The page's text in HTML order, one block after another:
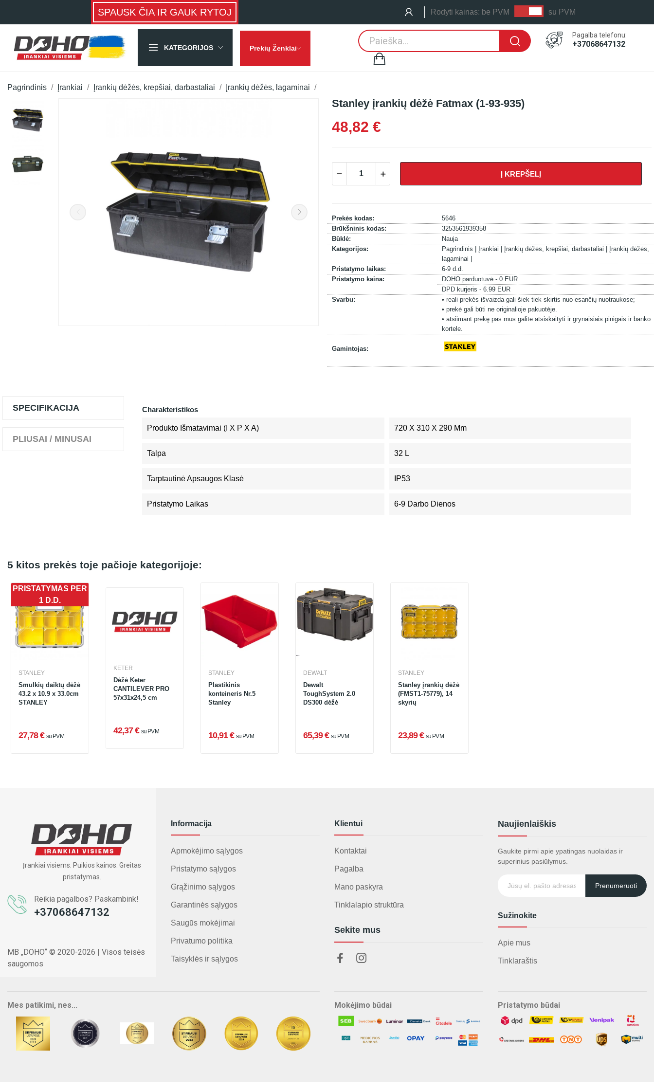
SPAUSK ČIA IR GAUK RYTOJ Rodyti kainas: be PVM su PVM
KATEGORIJOS Prekių Ženklai
Pagalba telefonu:
+37068647132
Pagrindinis Įrankiai Įrankių dėžės, krepšiai, darbastaliai Įrankių dėžės, lagaminai
Stanley įrankių dėžė Fatmax (1-93-935)
48,82 €
Į KREPŠELĮ
Prekės kodas:
5646
Brūkšninis kodas:
3253561939358
Būklė:
Nauja
Kategorijos:
Pagrindinis | Įrankiai | Įrankių dėžės, krepšiai, darbastaliai |
Įrankių dėžės,
lagaminai |
Pristatymo laikas:
6-9 d.d.
Pristatymo kaina:
DOHO parduotuvė - 0 EUR
DPD kurjeris - 6.99 EUR
Svarbu:
• reali prekės išvaizda gali šiek tiek skirtis nuo esančių nuotraukose;
• prekė gali būti ne originalioje pakuotėje.
• atsiimant prekę pas mus galite atsiskaityti ir grynaisiais pinigais ir banko
kortele.
Gamintojas:
SPECIFIKACIJA
PLIUSAI / MINUSAI
Charakteristikos
Produkto Išmatavimai (I X P X A) 720 X 310 X 290 Mm
Talpa 32 L
Tarptautinė Apsaugos Klasė IP53
Pristatymo Laikas 6-9 Darbo Dienos
5 kitos prekės toje pačioje kategorijoje:
PRISTATYMAS PER
1 D.D.
STANLEY
Smulkių daiktų dėžė
43.2 x 10.9 x 33.0cm
STANLEY
27,78 € su PVM
KETER
Dėžė Keter
CANTILEVER PRO
57x31x24,5 cm
42,37 € su PVM
STANLEY
Plastikinis
konteineris Nr.5
Stanley
10,91 € su PVM
DEWALT
Dewalt
ToughSystem 2.0
DS300 dėžė
65,39 € su PVM
STANLEY
Stanley įrankių dėžė
(FMST1-75779), 14
skyrių
23,89 € su PVM
Įrankiai visiems. Puikios kainos. Greitas
pristatymas.
Reikia pagalbos? Paskambink!
+37068647132
MB „DOHO“ © 2020-2026 | Visos teisės
saugomos
Informacija
Apmokėjimo sąlygos
Pristatymo sąlygos
Grąžinimo sąlygos
Garantinės sąlygos
Saugūs mokėjimai
Privatumo politika
Taisyklės ir sąlygos
Klientui
Kontaktai
Pagalba
Mano paskyra
Tinklalapio struktūra
Sekite mus
Naujienlaiškis
Gaukite pirmi apie ypatingas nuolaidas ir
superinius pasiūlymus.
Prenumeruoti
Sužinokite
Apie mus
Tinklaraštis
Mes patikimi, nes... Mokėjimo būdai Pristatymo būdai